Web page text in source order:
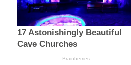
17 Astonishingly Beautiful
Cave Churches
Brainberries